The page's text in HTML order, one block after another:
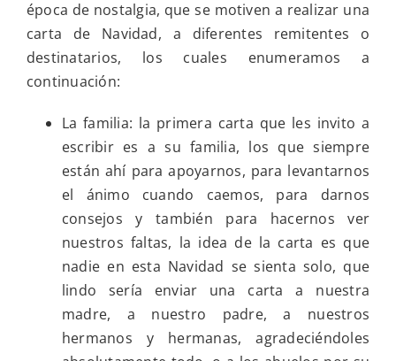
época de nostalgia, que se motiven a realizar una
carta de Navidad, a diferentes remitentes o
destinatarios, los cuales enumeramos a
continuación:
La familia: la primera carta que les invito a
escribir es a su familia, los que siempre
están ahí para apoyarnos, para levantarnos
el ánimo cuando caemos, para darnos
consejos y también para hacernos ver
nuestros faltas, la idea de la carta es que
nadie en esta Navidad se sienta solo, que
lindo sería enviar una carta a nuestra
madre, a nuestro padre, a nuestros
hermanos y hermanas, agradeciéndoles